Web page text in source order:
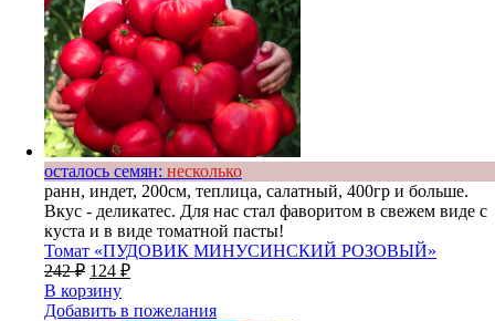
осталось семян: несколько
ранн, индет, 200см, теплица, салатный, 400гр и больше.
Вкус - деликатес. Для нас стал фаворитом в свежем виде с
куста и в виде томатной пасты!
Томат «ПУДОВИК МИНУСИНСКИЙ РОЗОВЫЙ»
242₽ 124 ₽
В корзину
Добавить в пожелания